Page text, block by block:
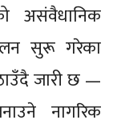
असंवैधानिक
सुरू गरेका
जारी छ —
नागरिक